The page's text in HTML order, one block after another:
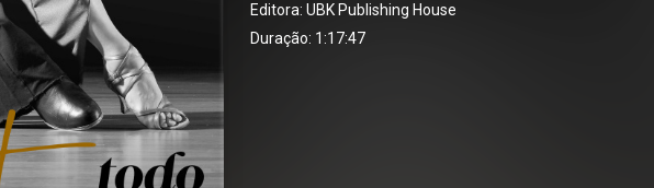
Editora: UBK Publishing House
Duração: 1:17:47